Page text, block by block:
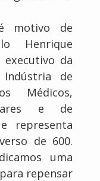
motivo de
Henrique
executivo da
Indústria de
Médicos,
e de
representa
de 600.
uma
repensar